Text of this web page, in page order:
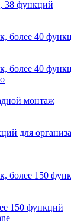
38 функций
более 40
более 40
монтаж
для
более 150
150 функций